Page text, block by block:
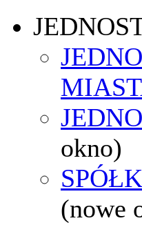
okno)
(nowe